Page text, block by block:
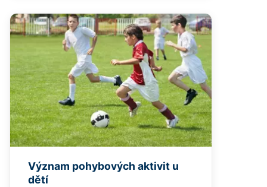
Význam pohybových aktivit u
dětí